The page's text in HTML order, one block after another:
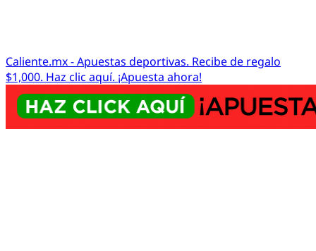
Caliente.mx - Apuestas deportivas. Recibe de regalo
$1,000. Haz clic aquí. ¡Apuesta ahora!